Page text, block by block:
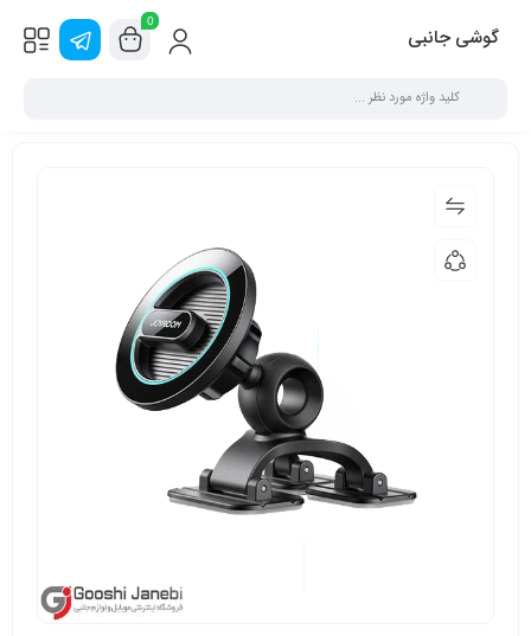
گوشی جانبی
0